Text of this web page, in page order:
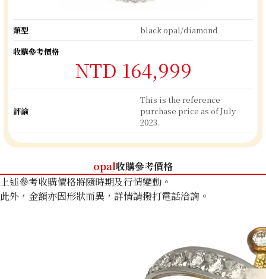
類型
black opal/diamond
收購參考價格
NTD 164,999
評論
This is the reference
purchase price as of July
2023.
opal收購參考價格
上述參考收購價格將隨時期及行情變動。
此外，金額亦因形狀而異，詳情請撥打電話洽詢。